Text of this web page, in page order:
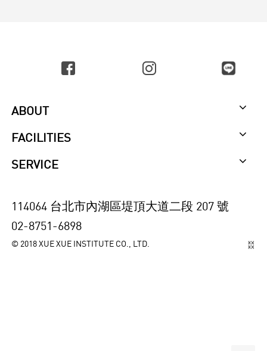
ABOUT
FACILITIES
SERVICE
114064 台北市內湖區堤頂大道二段 207 號
02-8751-6898
© 2018 XUE XUE INSTITUTE CO., LTD.